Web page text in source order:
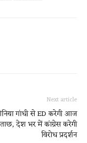
Next article
गांधी से ED करेगी आज
देश भर में कांग्रेस करेगी
विरोध प्रदर्शन